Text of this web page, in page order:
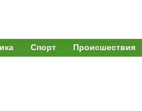
Спорт Происшествия